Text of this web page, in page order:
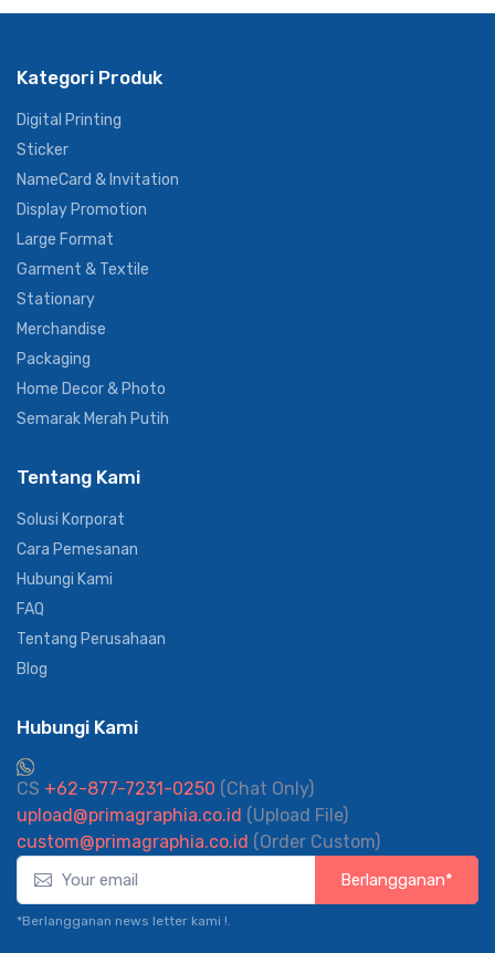
Kategori Produk
Digital Printing
Sticker
NameCard & Invitation
Display Promotion
Large Format
Garment & Textile
Stationary
Merchandise
Packaging
Home Decor & Photo
Semarak Merah Putih
Tentang Kami
Solusi Korporat
Cara Pemesanan
Hubungi Kami
FAQ
Tentang Perusahaan
Blog
Hubungi Kami
CS +62-877-7231-0250 (Chat Only)
upload@primagraphia.co.id (Upload File)
custom@primagraphia.co.id (Order Custom)
Berlangganan*
*Berlangganan news letter kami !.